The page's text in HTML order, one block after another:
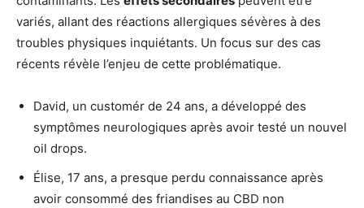
variés, allant des réactions allergiques sévères à des
troubles physiques inquiétants. Un focus sur des cas
récents révèle l’enjeu de cette problématique.
David, un customér de 24 ans, a développé des
symptômes neurologiques après avoir testé un nouvel
oil drops.
Élise, 17 ans, a presque perdu connaissance après
avoir consommé des friandises au CBD non